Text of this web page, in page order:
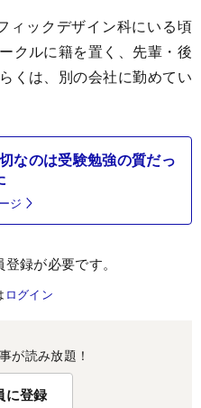
ィックデザイン科にいる頃
クルに籍を置く、先輩・後
くは、別の会社に勤めてい
なのは受験勉強の質だっ
ジ
録が必要です。
ログイン
が読み放題！
に登録